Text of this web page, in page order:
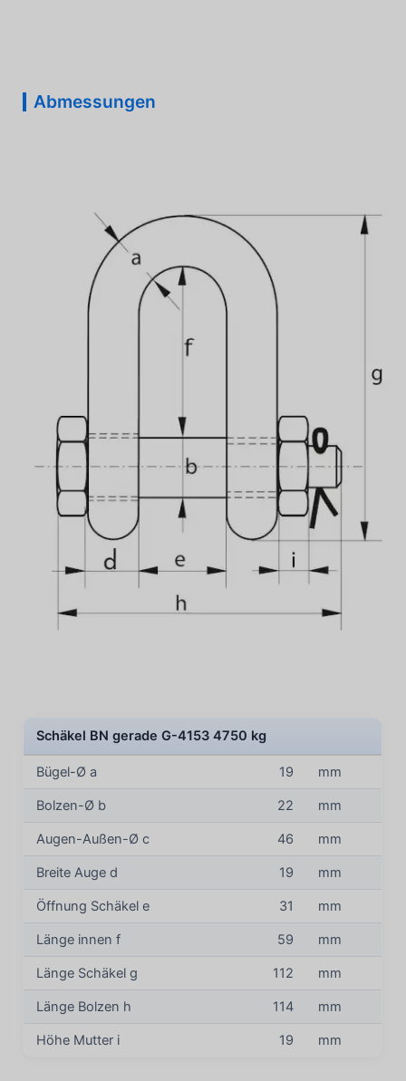
Abmessungen
Schäkel BN gerade G-4153 4750 kg
Bügel-Ø a 19 mm
Bolzen-Ø b 22 mm
Augen-Außen-Ø c 46 mm
Breite Auge d 19 mm
Öffnung Schäkel e 31 mm
Länge innen f 59 mm
Länge Schäkel g 112 mm
Länge Bolzen h 114 mm
Höhe Mutter i 19 mm